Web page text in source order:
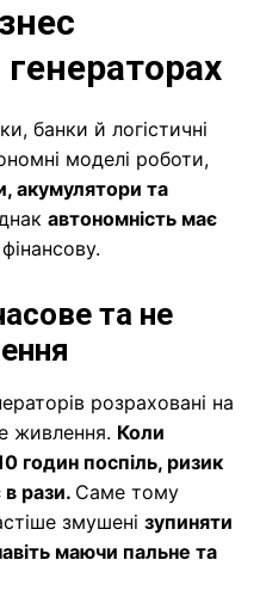
банки й логістичні
моделі роботи,
акумулятори та
автономність має
та не
розраховані на
живлення. Коли
годин поспіль, ризик
в рази. Саме тому
змушені зупиняти
маючи пальне та